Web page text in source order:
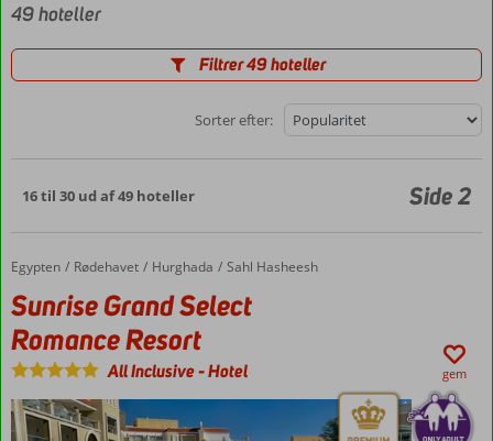
49 hoteller
Filtrer 49 hoteller
Sorter efter:
16 til 30 ud af 49 hoteller Side 2
Forside
Egypten Rødehavet Hurghada Sahl Hasheesh
Sunrise Grand Select Romance Resort
Sunrise Grand Select
Romance Resort
All Inclusive-Hotel gem